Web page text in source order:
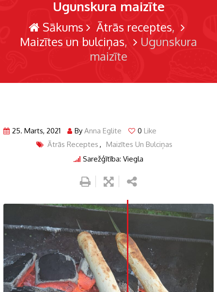
Ugunskura maizīte
Sākums
Ātrās receptes
Maizītes un bulciņas
Ugunskura
maizīte
25. Marts, 2021 By Anna Eglite 0 Like
Ātrās Receptes , Maizītes Un Bulciņas
Sarežģītība: Viegla
LinkedIn
Whatsapp